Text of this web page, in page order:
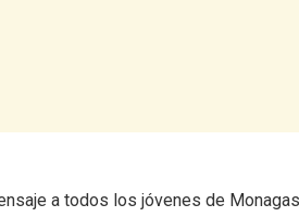
a todos los jóvenes de